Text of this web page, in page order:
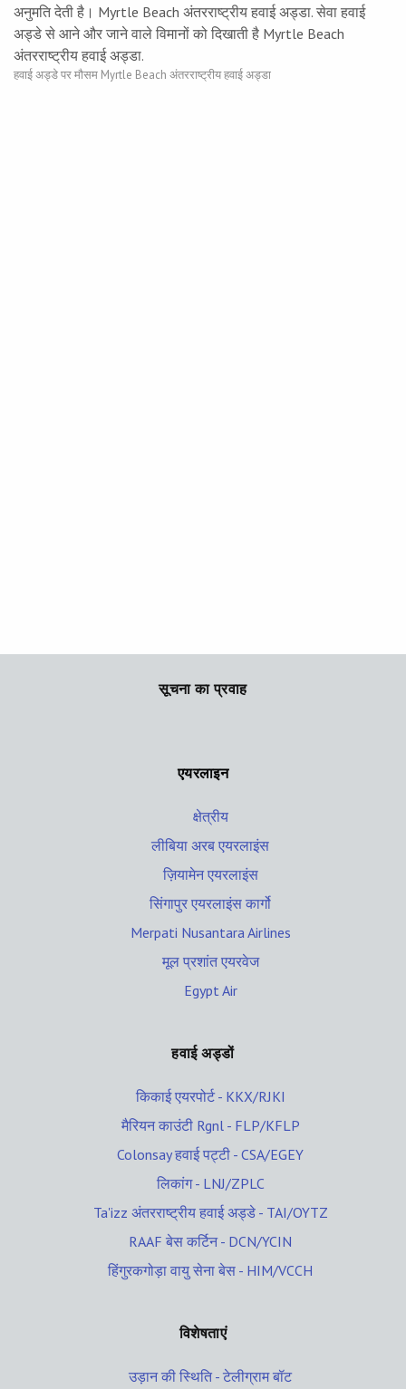
अनुमति देती है। Myrtle Beach अंतरराष्ट्रीय हवाई अड्डा. सेवा हवाई
अड्डे से आने और जाने वाले विमानों को दिखाती है Myrtle Beach
अंतरराष्ट्रीय हवाई अड्डा.
हवाई अड्डे पर मौसम Myrtle Beach अंतरराष्ट्रीय हवाई अड्डा
सूचना का प्रवाह
एयरलाइन
क्षेत्रीय
लीबिया अरब एयरलाइंस
ज़ियामेन एयरलाइंस
सिंगापुर एयरलाइंस कार्गो
Merpati Nusantara Airlines
मूल प्रशांत एयरवेज
Egypt Air
हवाई अड्डों
किकाई एयरपोर्ट - KKX/RJKI
मैरियन काउंटी Rgnl - FLP/KFLP
Colonsay हवाई पट्टी - CSA/EGEY
लिकांग - LNJ/ZPLC
Ta'izz अंतरराष्ट्रीय हवाई अड्डे - TAI/OYTZ
RAAF बेस कर्टिन - DCN/YCIN
हिंगुरकगोड़ा वायु सेना बेस - HIM/VCCH
विशेषताएं
उड़ान की स्थिति - टेलीग्राम बॉट